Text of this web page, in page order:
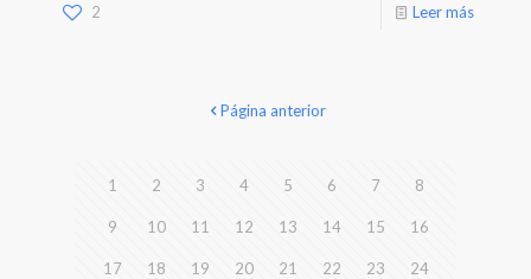
2 Leer más
Página anterior
1 2 3 4 5 6 7 8
9 10 11 12 13 14 15 16
17 18 19 20 21 22 23 24